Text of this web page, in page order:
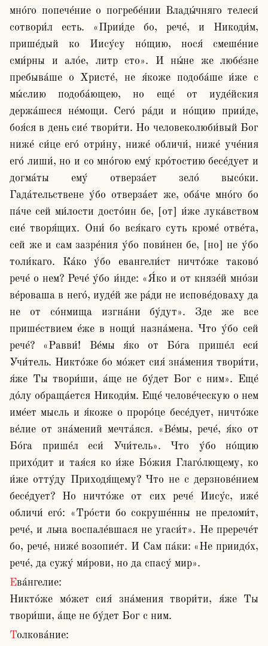
мно́го попече́ние о погребе́нии Влады́чняго телеси́
сотвори́л есть. «Прии́де бо, рече́, и Никоди́м,
прише́дый ко Иису́су но́щию, нося́ смеше́ние
сми́рны и ало́е, литр сто». И ны́не же любе́зне
пребыва́ше о Христе́, не я́коже подоба́ше и́же с
мы́слию подоба́ющею, но еще́ от иуде́йския
держа́шеся не́мощи. Сего́ ра́ди и но́щию прии́де,
боя́ся в день сие́ твори́ти. Но человеколюби́вый Бог
ниже́ си́це его́ отри́ну, ниже́ обличи́, ниже́ уче́ния
его́ лиши́, но и со мно́гою ему́ кро́тостию бесе́дует и
догма́ты ему́ отверза́ет зело́ высо́ки.
Гада́тельствене у́бо отверза́ет же, оба́че мно́го бо
па́че сей ми́лости досто́ин бе, [от] и́же лука́вством
сие́ творя́щих. Они́ бо вся́каго суть кроме́ отве́та,
сей же и сам зазре́ния у́бо пови́нен бе, [но] не у́бо
толи́каго. Ка́ко у́бо евангели́ст ничто́же таково́
рече́ о нем? Рече́ у́бо и́нде: «Я́ко и от князе́й мно́зи
ве́роваша в него́, иуде́й же ра́ди не испове́доваху да
не от со́нмища изгна́ни бу́дут». Зде же все
прише́ствием е́же в нощи́ назна́мена. Что у́бо сей
рече́? «Равви́! Ве́мы я́ко от Бо́га прише́л еси́
Учи́тель. Никто́же бо мо́жет сия́ зна́мения твори́ти,
я́же Ты твори́ши, а́ще не бу́дет Бог с ним». Еще́
до́лу обраща́ется Никоди́м. Еще́ челове́ческую о нем
име́ет мысль и я́коже о проро́це бесе́дует, ничто́же
ве́лие от зна́мений мечта́яся. «Ве́мы, рече́, я́ко от
Бо́га прише́л еси́ Учи́тель». Что у́бо но́щию
прихо́дит и тая́ся ко и́же Бо́жия Глаго́лющему, ко
и́же отту́ду Приходя́щему? Что не с дерзнове́нием
бесе́дует? Но ничто́же от сих рече́ Иису́с, иже́
обличи́ его́: «Тро́сти бо сокруше́нны не преломи́т,
рече́, и льна воспале́вшася не угаси́т». Не пререче́т
бо, рече́, ниже́ возопие́т. И Сам па́ки: «Не приидо́х,
рече́, да сужу́ ми́рови, но да спасу́ мир».
Ева́нгелие:
Никто́же мо́жет сия́ зна́мения твори́ти, я́же Ты
твори́ши, а́ще не бу́дет Бог с ним.
Толкова́ние: